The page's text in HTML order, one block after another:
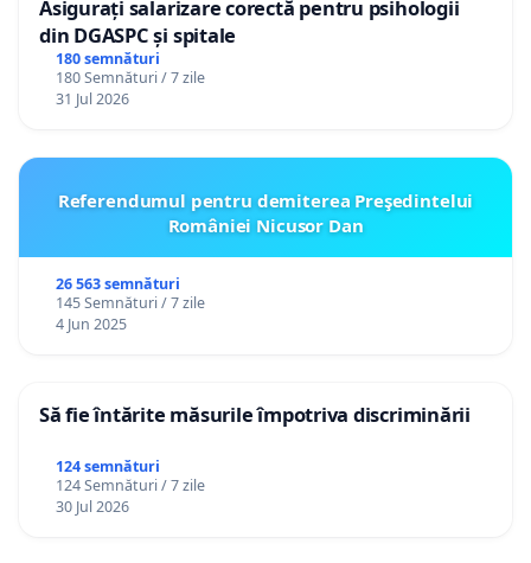
Asigurați salarizare corectă pentru psihologii
din DGASPC și spitale
180 semnături
180 Semnături / 7 zile
31 Jul 2026
Referendumul pentru demiterea Preşedintelui
României Nicusor Dan
26 563 semnături
145 Semnături / 7 zile
4 Jun 2025
Să fie întărite măsurile împotriva discriminării
124 semnături
124 Semnături / 7 zile
30 Jul 2026